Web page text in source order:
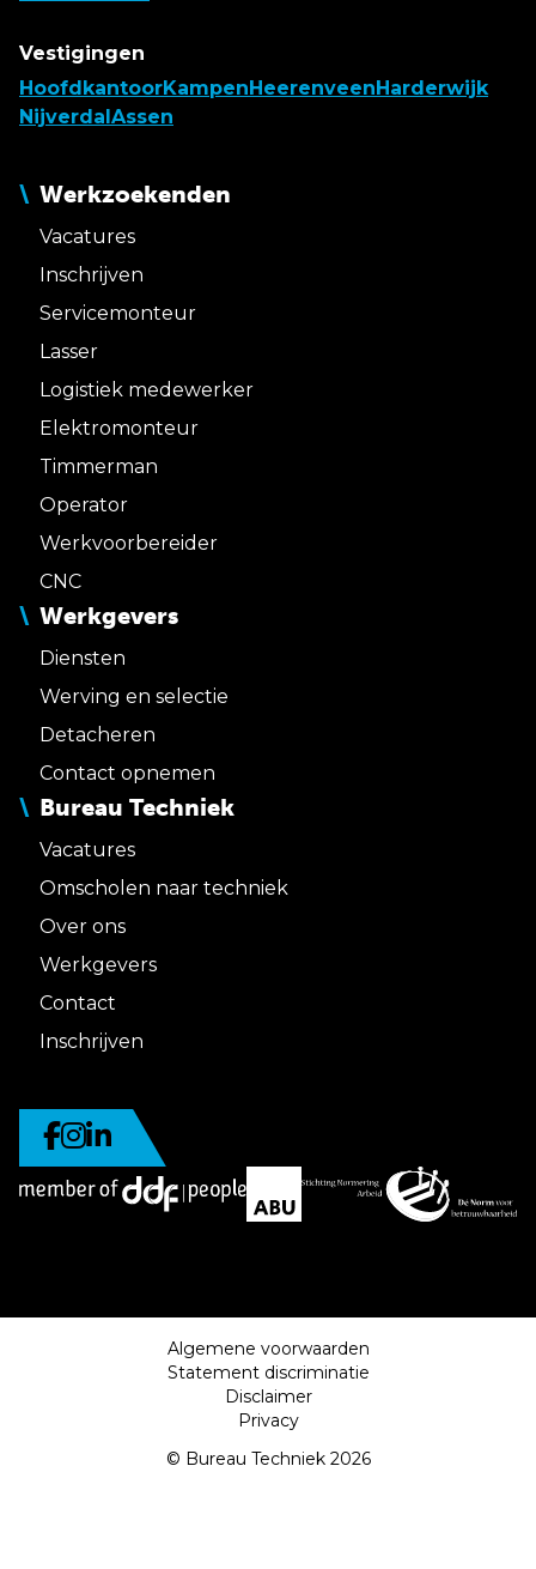
Vestigingen
HoofdkantoorKampen Heerenveen Harderwijk
Nijverdal Assen
Werkzoekenden
Vacatures
Inschrijven
Servicemonteur
Lasser
Logistiek medewerker
Elektromonteur
Timmerman
Operator
Werkvoorbereider
CNC
Werkgevers
Diensten
Werving en selectie
Detacheren
Contact opnemen
Bureau Techniek
Vacatures
Omscholen naar techniek
Over ons
Werkgevers
Contact
Inschrijven
Algemene voorwaarden
Statement discriminatie
Disclaimer
Privacy
© Bureau Techniek 2026